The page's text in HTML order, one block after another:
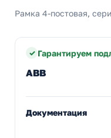
Рамка 4-постовая,
Гарантируем
ABB
Документация